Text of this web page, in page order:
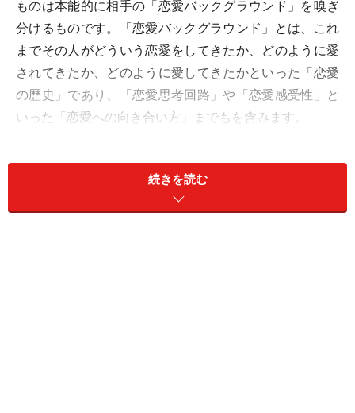
ものは本能的に相手の「恋愛バックグラウンド」を嗅ぎ
分けるものです。「恋愛バックグラウンド」とは、これ
までその人がどういう恋愛をしてきたか、どのように愛
されてきたか、どのように愛してきたかといった「恋愛
の歴史」であり、「恋愛思考回路」や「恋愛感受性」と
いった「恋愛への向き合い方」までもを含みます。
続きを読む